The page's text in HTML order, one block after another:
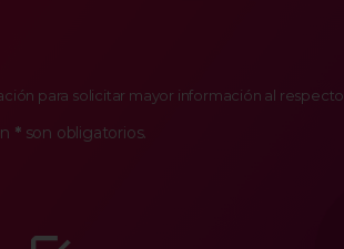
para solicitar mayor información al respecto
*son obligatorios.